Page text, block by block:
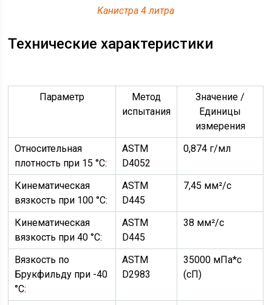
Канистра 4 литра
Технические характеристики
Параметр
Метод
испытания
Значение /
Единицы
измерения
Относительная
плотность при 15 °C:
ASTM
D4052
0,874 г/мл
Кинематическая
вязкость при 100 °C:
ASTM
D445
7,45 мм²/с
Кинематическая
вязкость при 40 °C:
ASTM
D445
38 мм²/с
Вязкость по
Брукфильду при -40
°С:
ASTM
D2983
35000 мПа*с
(сП)